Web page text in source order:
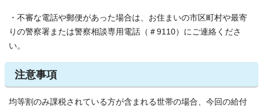
・不審な電話や郵便があった場合は、お住まいの市区町村や最寄
りの警察署または警察相談専用電話（＃9110）にご連絡くださ
い。
注意事項
均等割のみ課税されている方が含まれる世帯の場合、今回の給付